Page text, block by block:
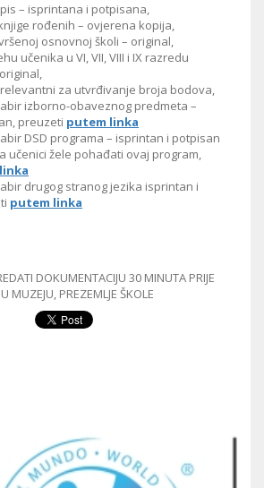
– isprintana i potpisana,
rođenih – ovjerena kopija,
osnovnoj školi – original,
učenika u VI, VII, VIII i IX razredu
za utvrđivanje broja bodova,
izborno-obaveznog predmeta –
preuzeti putem linka
DSD programa – isprintan i potpisan
učenici žele pohađati ovaj program,
drugog stranog jezika isprintan i
putem linka
DOKUMENTACIJU 30 MINUTA PRIJE
MUZEJU, PREZEMLJE ŠKOLE